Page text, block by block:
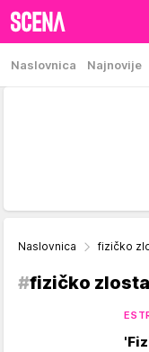
Naslovnica Najnovije
Naslovnica fizičko
#fizičko